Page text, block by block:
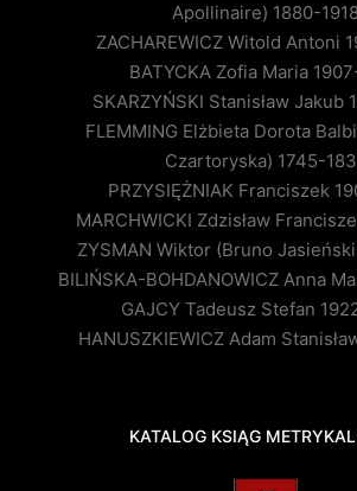
Apollinaire) 1880-
ZACHAREWICZ Witold Antoni
BATYCKA Zofia Maria
SKARZYŃSKI Stanisław Jakub
FLEMMING Elżbieta Dorota
Czartoryska) 1745-
PRZYSIĘŻNIAK Franciszek
MARCHWICKI Zdzisław
ZYSMAN Wiktor (Bruno
BILIŃSKA-BOHDANOWICZ Anna
GAJCY Tadeusz Stefan
HANUSZKIEWICZ Adam
KATALOG KSIĄG